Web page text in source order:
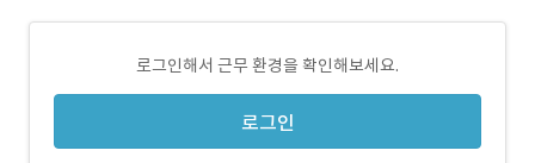
로그인해서 근무 환경을 확인해보세요.
로그인